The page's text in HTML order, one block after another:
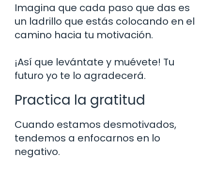
Imagina que cada paso que das es
un ladrillo que estás colocando en el
camino hacia tu motivación.
¡Así que levántate y muévete! Tu
futuro yo te lo agradecerá.
Practica la gratitud
Cuando estamos desmotivados,
tendemos a enfocarnos en lo
negativo.